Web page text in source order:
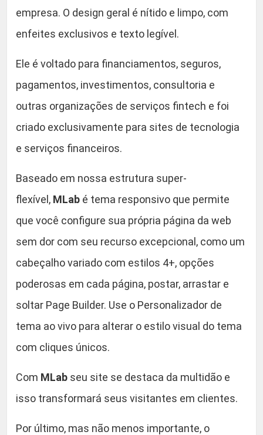
o
r
P
r
s
s
T
e
q
u
t
i
d
empresa. O design geral é nítido e limpo, com
enfeites exclusivos e texto legível.
Ele é voltado para financiamentos, seguros,
pagamentos, investimentos, consultoria e
outras organizações de serviços fintech e foi
criado exclusivamente para sites de tecnologia
e serviços financeiros.
Baseado em nossa estrutura super-
flexível, MLab é tema responsivo que permite
que você configure sua própria página da web
sem dor com seu recurso excepcional, como um
cabeçalho variado com estilos 4+, opções
poderosas em cada página, postar, arrastar e
soltar Page Builder. Use o Personalizador de
tema ao vivo para alterar o estilo visual do tema
com cliques únicos.
Com MLab seu site se destaca da multidão e
isso transformará seus visitantes em clientes.
Por último, mas não menos importante, o